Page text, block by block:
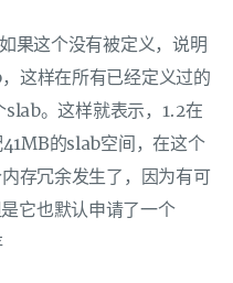
果这个没有被定义，说明
这样在所有已经定义过的
。这样就表示，1.2在
的slab空间，在这个
存冗余发生了，因为有可
它也默认申请了一个